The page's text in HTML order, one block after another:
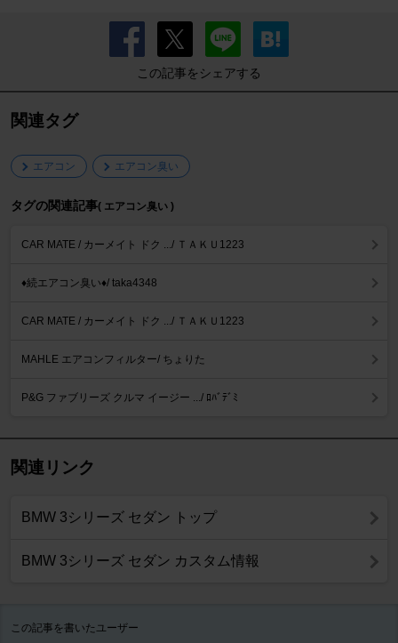
この記事をシェアする
関連タグ
エアコン エアコン臭い
タグの関連記事( エアコン臭い )
CAR MATE / カーメイト ドク .../ ＴＡＫＵ1223
♦️続エアコン臭い♦️/ taka4348
CAR MATE / カーメイト ドク .../ ＴＡＫＵ1223
MAHLE エアコンフィルター/ ちょりた
P&G ファブリーズ クルマ イージー .../ ﾛﾊﾞﾃﾞﾐ
関連リンク
BMW 3シリーズ セダン トップ
BMW 3シリーズ セダン カスタム情報
この記事を書いたユーザー